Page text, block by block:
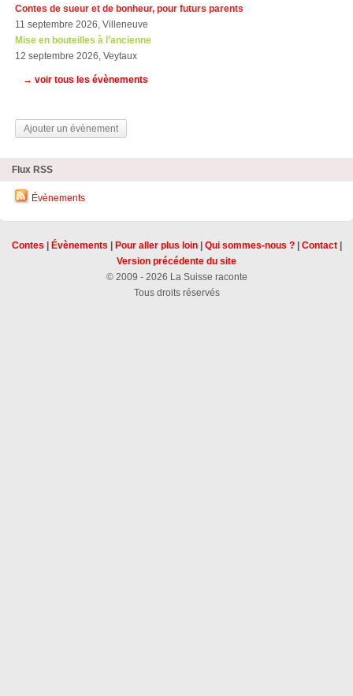
Contes de sueur et de bonheur, pour futurs parents
11 septembre 2026, Villeneuve
Mise en bouteilles à l’ancienne
12 septembre 2026, Veytaux
→ voir tous les évènements
Ajouter un évènement
Flux RSS
Évènements
Contes Évènements Pour aller plus loin| Qui sommes-nous ?| Contact|
Version précédente du site
© 2009 - 2026 La Suisse raconte
Tous droits réservés